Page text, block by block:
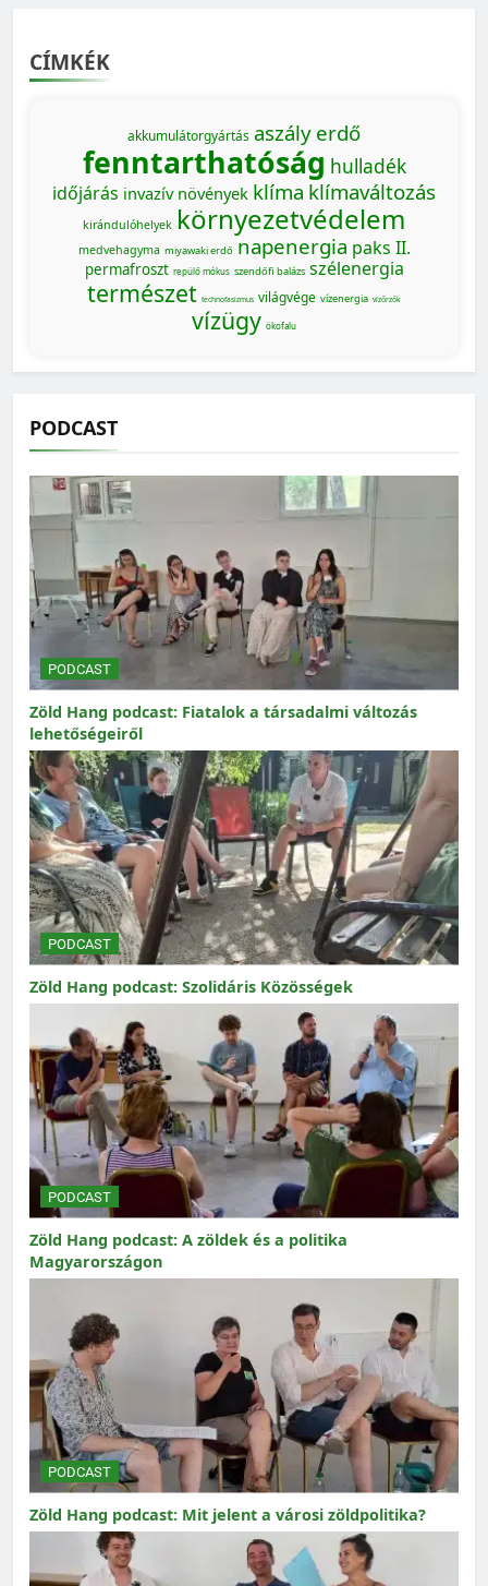
CÍMKÉK
akkumulátorgyártás aszály erdő
fenntarthatóság hulladék
időjárás invazív növények klíma klímaváltozás
kirándulóhelyek környezetvédelem
medvehagyma miyawaki erdő napenergia paks II.
permafroszt repülő mókus szendőfi balázs szélenergia
természet technofasizmus világvége vízenergia vízőrzők
vízügy ökofalu
PODCAST
PODCAST
Zöld Hang podcast: Fiatalok a társadalmi változás
lehetőségeiről
PODCAST
Zöld Hang podcast: Szolidáris Közösségek
PODCAST
Zöld Hang podcast: A zöldek és a politika
Magyarországon
PODCAST
Zöld Hang podcast: Mit jelent a városi zöldpolitika?